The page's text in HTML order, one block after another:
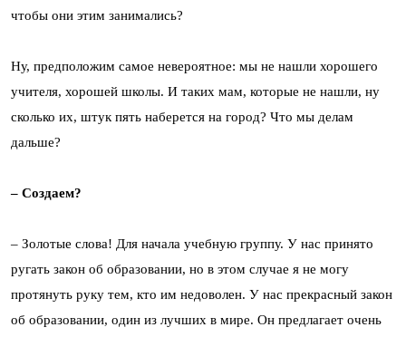
чтобы они этим занимались?
Ну, предположим самое невероятное: мы не нашли хорошего
учителя, хорошей школы. И таких мам, которые не нашли, ну
сколько их, штук пять наберется на город? Что мы делам
дальше?
– Создаем?
– Золотые слова! Для начала учебную группу. У нас принято
ругать закон об образовании, но в этом случае я не могу
протянуть руку тем, кто им недоволен. У нас прекрасный закон
об образовании, один из лучших в мире. Он предлагает очень